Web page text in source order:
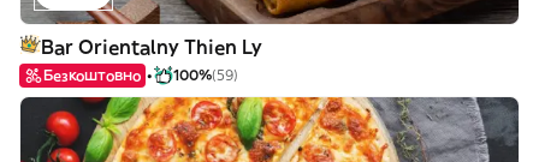
Bar Orientalny Thien Ly
Безкоштовно 100%(59)